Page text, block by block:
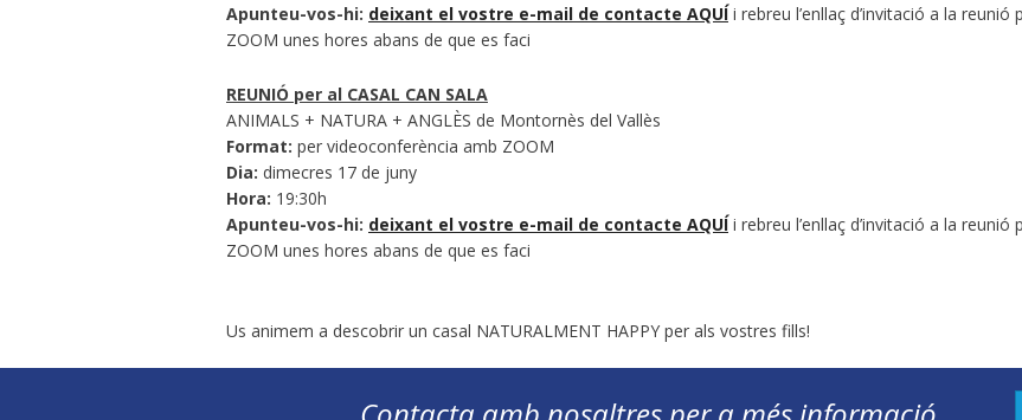
Apunteu-vos-hi: deixant el vostre e-mail de contacte AQUÍ i rebreu l’enllaç d’invitació a la reunió
ZOOM unes hores abans de que es faci
REUNIÓ per al CASAL CAN SALA
ANIMALS + NATURA + ANGLÈS de Montornès del Vallès
Format: per videoconferència amb ZOOM
Dia: dimecres 17 de juny
Hora: 19:30h
Apunteu-vos-hi: deixant el vostre e-mail de contacte AQUÍ i rebreu l’enllaç d’invitació a la reunió
ZOOM unes hores abans de que es faci
Us animem a descobrir un casal NATURALMENT HAPPY per als vostres fills!